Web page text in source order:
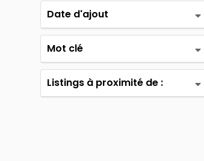
Date d'ajout
Mot clé
Listings à proximité de :